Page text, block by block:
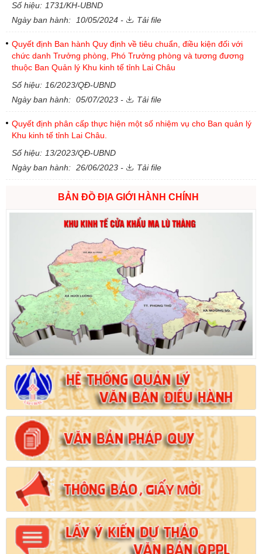
Số hiệu: 1731/KH-UBND
Ngày ban hành:
10/05/2024 - Tải file
Quyết định Ban hành Quy định về tiêu chuẩn, điều kiện đối với
chức danh Trưởng phòng, Phó Trưởng phòng và tương đương
thuộc Ban Quản lý Khu kinh tế tỉnh Lai Châu
Số hiệu: 16/2023/QĐ-UBND
Ngày ban hành: 05/07/2023 - Tải file
Quyết định phân cấp thực hiện một số nhiệm vụ cho Ban quản lý
Khu kinh tế tỉnh Lai Châu.
Số hiệu: 13/2023/QĐ-UBND
Ngày ban hành: 26/06/2023 - Tải file
BẢN ĐỒ ĐỊA GIỚI HÀNH CHÍNH